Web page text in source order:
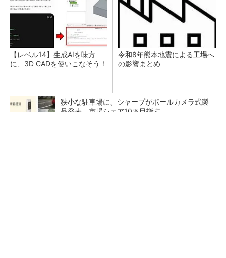
【レベル14】生成AIを味方
に、3D CADを使いこなそう！
令和8年熊本地震による工場へ
の影響まとめ
狭小な駐車場に、シャープがポールカメラ式製
品発表 市場シェア10％目指す